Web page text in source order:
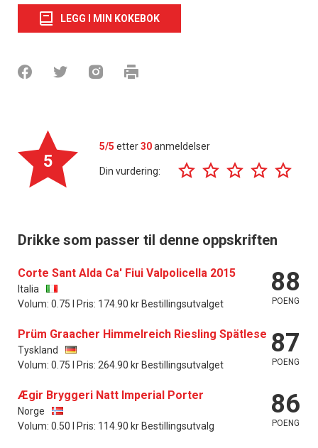
LEGG I MIN KOKEBOK
5
5/5 etter30anmeldelser
Din vurdering:
Drikke som passer til denne oppskriften
Corte Sant Alda Ca' Fiui Valpolicella 2015
Italia
Volum: 0.75 l Pris: 174.90 kr Bestillingsutvalget
88
POENG
Prüm Graacher Himmelreich Riesling Spätlese
Tyskland
Volum: 0.75 l Pris: 264.90 kr Bestillingsutvalget
87
POENG
Ægir Bryggeri Natt Imperial Porter
Norge
Volum: 0.50 l Pris: 114.90 kr Bestillingsutvalg
86
POENG